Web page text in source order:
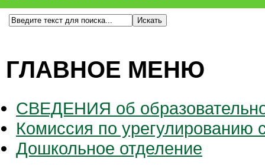
ГЛАВНОЕ МЕНЮ
СВЕДЕНИЯ об
Комиссия по урегулированию
Дошкольное отделение